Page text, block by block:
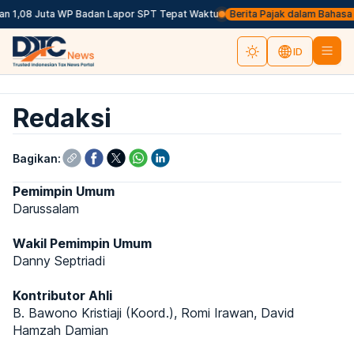
1,08 Juta WP Badan Lapor SPT Tepat Waktu Berita Pajak dalam Bahasa
ID
Redaksi
Bagikan:
Pemimpin Umum
Darussalam
Wakil Pemimpin Umum
Danny Septriadi
Kontributor Ahli
B. Bawono Kristiaji (Koord.), Romi Irawan, David
Hamzah Damian